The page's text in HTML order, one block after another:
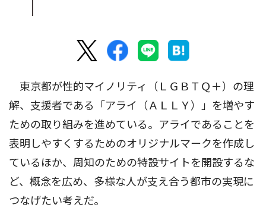
東京都が性的マイノリティ（ＬＧＢＴＱ＋）の理
解、支援者である「アライ（ＡＬＬＹ）」を増やす
ための取り組みを進めている。アライであることを
表明しやすくするためのオリジナルマークを作成し
ているほか、周知のための特設サイトを開設するな
ど、概念を広め、多様な人が支え合う都市の実現に
つなげたい考えだ。